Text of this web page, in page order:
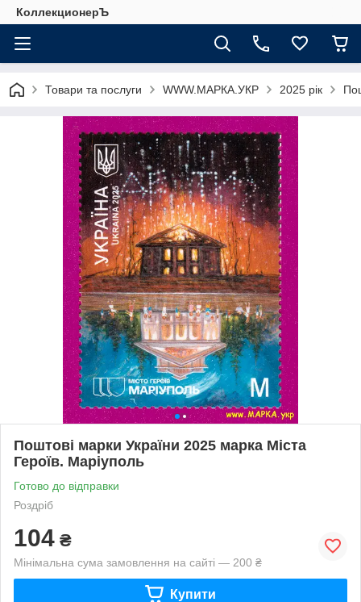
КоллекционерЪ
Товари та послуги WWW.МАРКА.УКР 2025 рік
Поштові марки України 2025 марка Міста
Героїв. Маріуполь
Готово до відправки
Роздріб
104 ₴
Мінімальна сума замовлення на сайті — 200 ₴
Купити